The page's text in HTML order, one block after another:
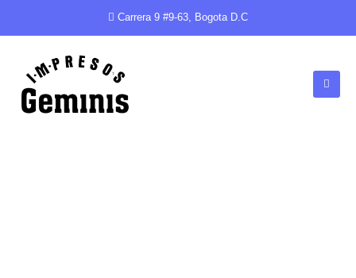
Carrera 9 #9-63, Bogota D.C